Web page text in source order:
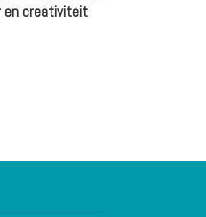
en creativiteit